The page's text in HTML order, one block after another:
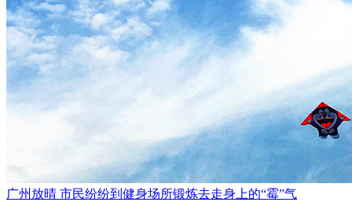
广州放晴 市民纷纷到健身场所锻炼去走身上的“霉”气